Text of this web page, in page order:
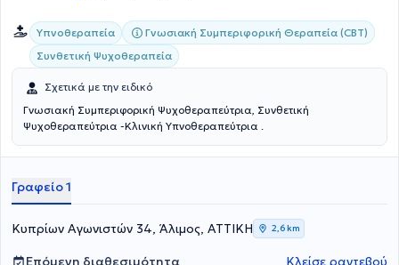
Υπνοθεραπεία
Γνωσιακή Συμπεριφορική Θεραπεία (CBT)
Συνθετική Ψυχοθεραπεία
Σχετικά με την ειδικό
Γνωσιακή Συμπεριφορική Ψυχοθεραπεύτρια, Συνθετική
Ψυχοθεραπεύτρια -Κλινική Υπνοθεραπεύτρια .
Γραφείο 1
Κυπρίων Αγωνιστών 34, Άλιμος, ΑΤΤΙΚΗ 2,6 km
Επόμενη διαθεσιμότητα Κλείσε ραντεβού